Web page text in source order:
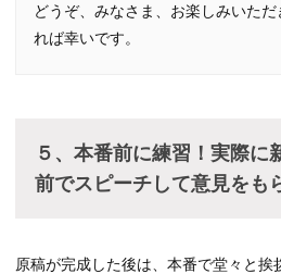
どうぞ、みなさま、お楽しみいた
れば幸いです。
５、本番前に練習！実際に
前でスピーチして意見をも
原稿が完成した後は、本番で堂々と挨